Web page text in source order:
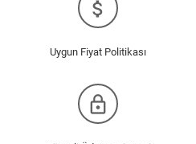
attach_money
Uygun Fiyat Politikası
lock_outline